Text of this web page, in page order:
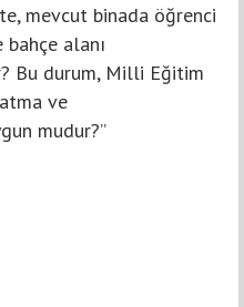
mevcut binada öğrenci
bahçe alanı
Bu durum, Milli Eğitim
ve
mudur?”